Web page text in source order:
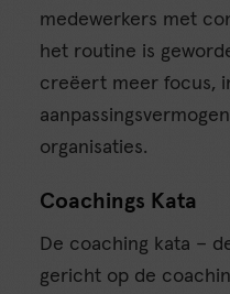
medewerkers met
het routine is
creëert meer focus,
organisaties.
Coachings Kata
De coaching kata –
gericht op de